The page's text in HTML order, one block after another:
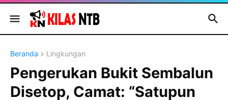
Beranda Lingkungan
Pengerukan Bukit Sembalun
Disetop, Camat: “Satupun